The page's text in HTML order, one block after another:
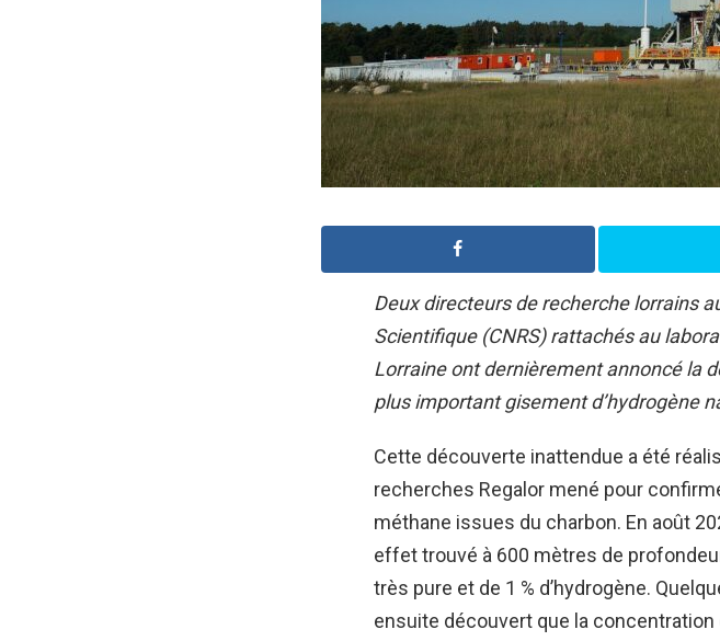
Deux directeurs de recherche lorrains
Scientifique (CNRS) rattachés au
Lorraine ont dernièrement annoncé la
plus important gisement d’hydrogène
Cette découverte inattendue a été
recherches Regalor mené pour
méthane issues du charbon. En août
effet trouvé à 600 mètres de
très pure et de 1 % d’hydrogène.
ensuite découvert que la concentration